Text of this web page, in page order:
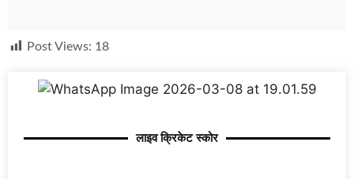
Post Views: 18
लाइव क्रिकेट स्कोर